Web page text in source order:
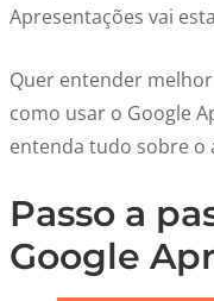
Apresentações vai
Quer entender
como usar o Google
entenda tudo sobre o
Passo a
Google